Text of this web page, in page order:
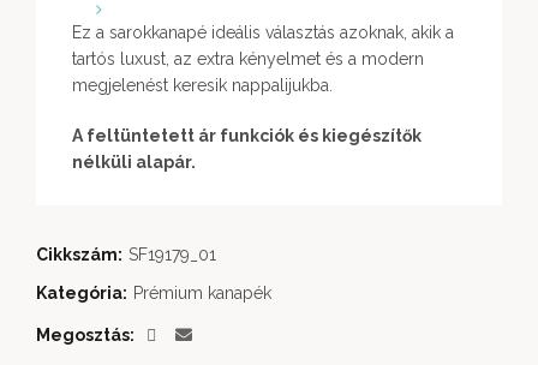
Ez a sarokkanapé ideális választás azoknak, akik a
tartós luxust, az extra kényelmet és a modern
megjelenést keresik nappalijukba.
A feltüntetett ár funkciók és kiegészítők
nélküli alapár.
Cikkszám: SF19179_01
Kategória: Prémium kanapék
Megosztás